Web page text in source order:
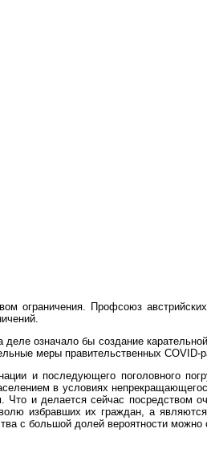
ограничения. Профсоюз
деле означало бы создание
меры правительственных COVID-
и последующего поголовного
в условиях
и делается сейчас посредством
избравших их граждан, а
с большой долей вероятности можно